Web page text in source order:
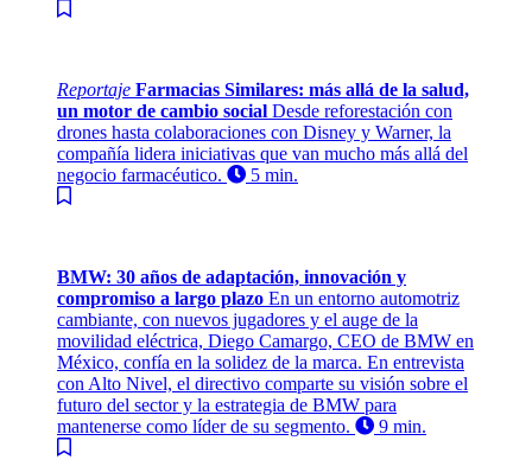
Reportaje Farmacias Similares: más allá de la salud,
un motor de cambio social Desde reforestación con
drones hasta colaboraciones con Disney y Warner, la
compañía lidera iniciativas que van mucho más allá del
negocio farmacéutico.
5 min.
BMW: 30 años de adaptación, innovación y
compromiso a largo plazo En un entorno automotriz
cambiante, con nuevos jugadores y el auge de la
movilidad eléctrica, Diego Camargo, CEO de BMW en
México, confía en la solidez de la marca. En entrevista
con Alto Nivel, el directivo comparte su visión sobre el
futuro del sector y la estrategia de BMW para
mantenerse como líder de su segmento.
9 min.